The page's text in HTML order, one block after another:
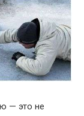
— это не